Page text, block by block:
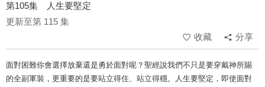
第105集 人生要堅定
更新至第 115 集
收藏
分享
面對困難你會選擇放棄還是勇於面對呢？聖經說我們不只是要穿戴神所賜
的全副軍裝，更重要的是要站立得住、站立得穩。人生要堅定，即使面對